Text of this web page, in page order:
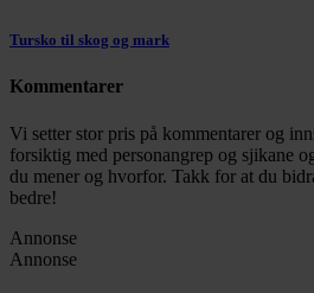
Tursko til skog og mark
Kommentarer
Vi setter stor pris på kommentarer og
forsiktig med personangrep og sjikane
du mener og hvorfor. Takk for at du
bedre!
Annonse
Annonse